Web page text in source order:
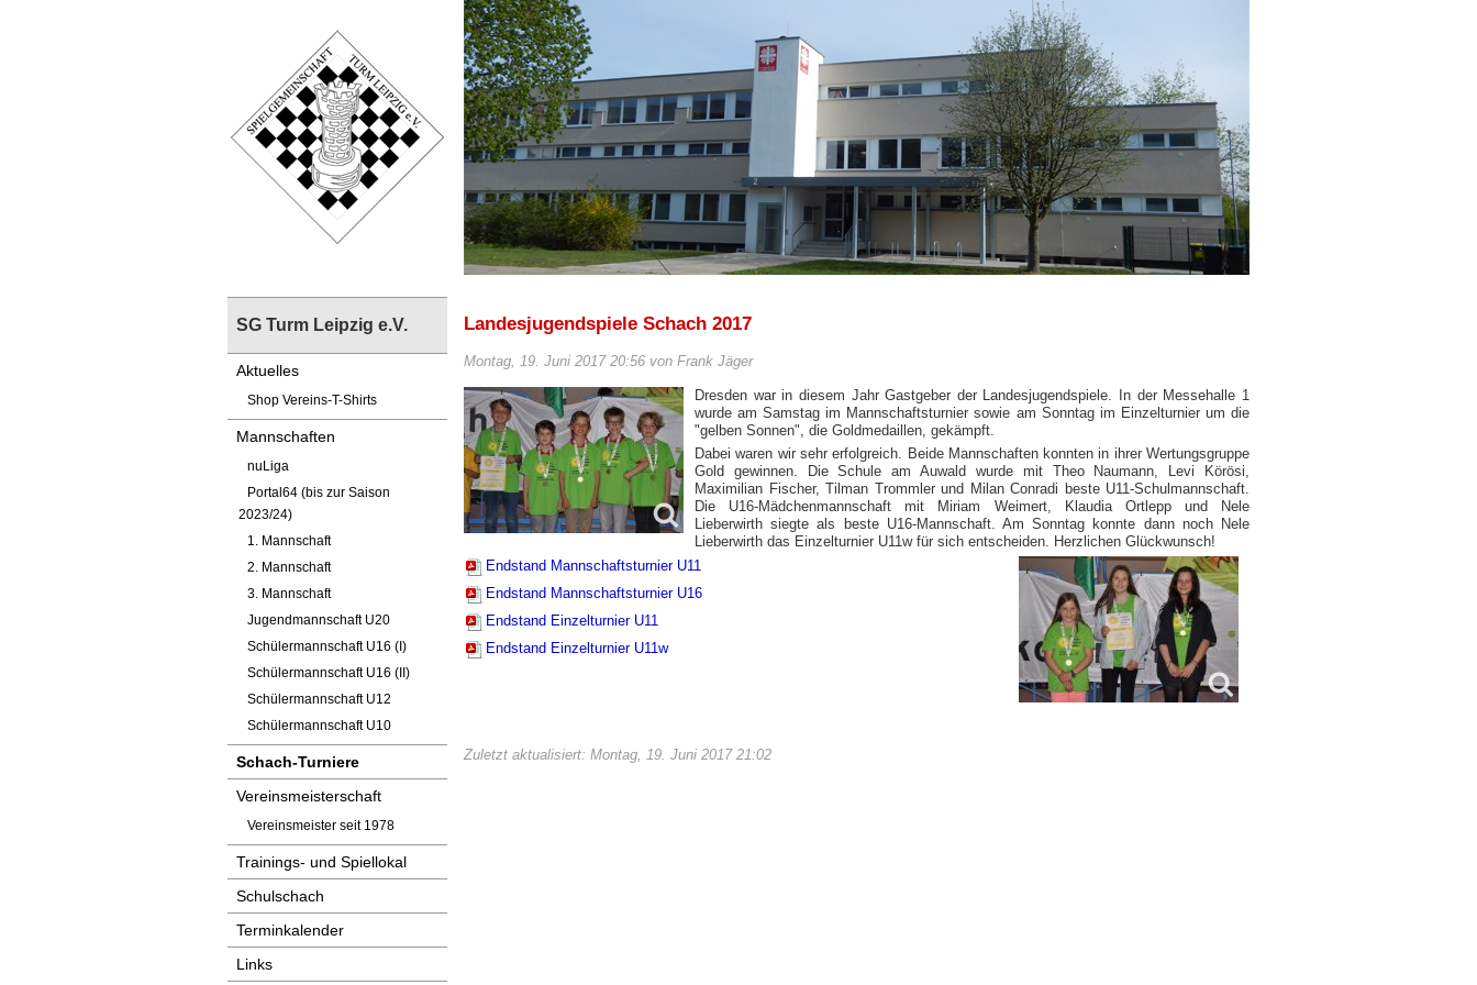
SG Turm Leipzig e.V.
Aktuelles
Shop Vereins-T-Shirts
Mannschaften
nuLiga
Portal64 (bis zur Saison
2023/24)
1. Mannschaft
2. Mannschaft
3. Mannschaft
Jugendmannschaft U20
Schülermannschaft U16 (I)
Schülermannschaft U16 (II)
Schülermannschaft U12
Schülermannschaft U10
Schach-Turniere
Vereinsmeisterschaft
Vereinsmeister seit 1978
Trainings- und Spiellokal
Schulschach
Terminkalender
Links
Landesjugendspiele Schach 2017
Montag, 19. Juni 2017 20:56 von Frank Jäger
Dresden war in diesem Jahr Gastgeber der Landesjugendspiele. In der Messehalle 1
wurde am Samstag im Mannschaftsturnier sowie am Sonntag im Einzelturnier um die
"gelben Sonnen", die Goldmedaillen, gekämpft.
Dabei waren wir sehr erfolgreich. Beide Mannschaften konnten in ihrer Wertungsgruppe
Gold gewinnen. Die Schule am Auwald wurde mit Theo Naumann, Levi Körösi,
Maximilian Fischer, Tilman Trommler und Milan Conradi beste U11-Schulmannschaft.
Die U16-Mädchenmannschaft mit Miriam Weimert, Klaudia Ortlepp und Nele
Lieberwirth siegte als beste U16-Mannschaft. Am Sonntag konnte dann noch Nele
Lieberwirth das Einzelturnier U11w für sich entscheiden. Herzlichen Glückwunsch!
Endstand Mannschaftsturnier U11
Endstand Mannschaftsturnier U16
Endstand Einzelturnier U11
Endstand Einzelturnier U11w
Zuletzt aktualisiert: Montag, 19. Juni 2017 21:02